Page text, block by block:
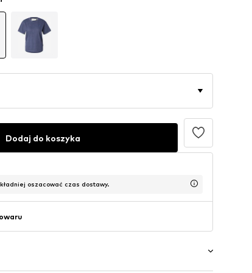
Dodaj do koszyka
oszacować czas dostawy.